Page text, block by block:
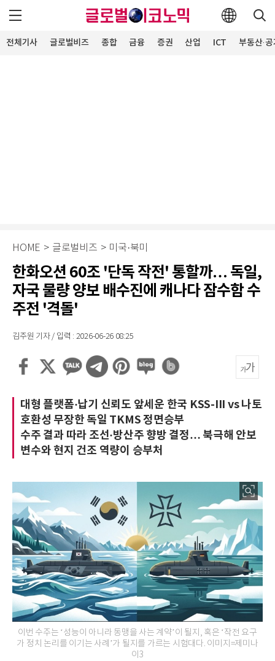
전체기사 글로벌비즈 종합 금융 증권 산업 ICT 부동산·
HOME > 글로벌비즈 > 미국·북미
한화오션 60조 '단독 작전' 통할까… 독일,
자국 물량 양보 배수진에 캐나다 잠수함 수
주전 '격돌'
김주원 기자 / 입력 : 2026-06-26 08:25
대형 플랫폼·납기 신뢰도 앞세운 한국 KSS-III vs 나토
호환성 무장한 독일 TKMS 정면승부
수주 결과 따라 조선·방산주 향방 결정… 북극해 안보
변수와 현지 건조 역량이 승부처
이번 수주는 ‘성능이 아니라 동맹을 사는 계약’이 될지, 혹은 ‘작전 요구
가 정치 논리를 이기는 사례’가 될지를 가르는 시험대다. 이미지=제미나
이3